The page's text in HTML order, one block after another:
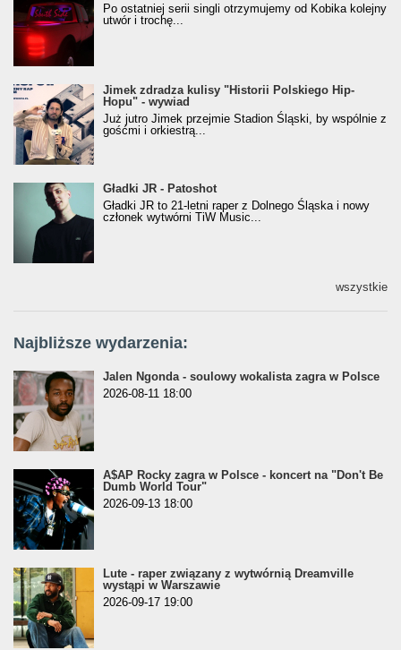
Po ostatniej serii singli otrzymujemy od Kobika kolejny
utwór i trochę...
Jimek zdradza kulisy "Historii Polskiego Hip-
Hopu" - wywiad
Jimek zdradza kulisy "Historii Polskiego Hip-
Hopu" - wywiad
Już jutro Jimek przejmie Stadion Śląski, by wspólnie z
gośćmi i orkiestrą...
Gładki JR - Patoshot
Gładki JR - Patoshot
Gładki JR to 21-letni raper z Dolnego Śląska i nowy
członek wytwórni TiW Music...
wszystkie
Najbliższe wydarzenia:
Jalen Ngonda - soulowy wokalista zagra w Polsce
2026-08-11 18:00
A$AP Rocky zagra w Polsce - koncert na "Don't Be
Dumb World Tour"
2026-09-13 18:00
Lute - raper związany z wytwórnią Dreamville
wystąpi w Warszawie
2026-09-17 19:00